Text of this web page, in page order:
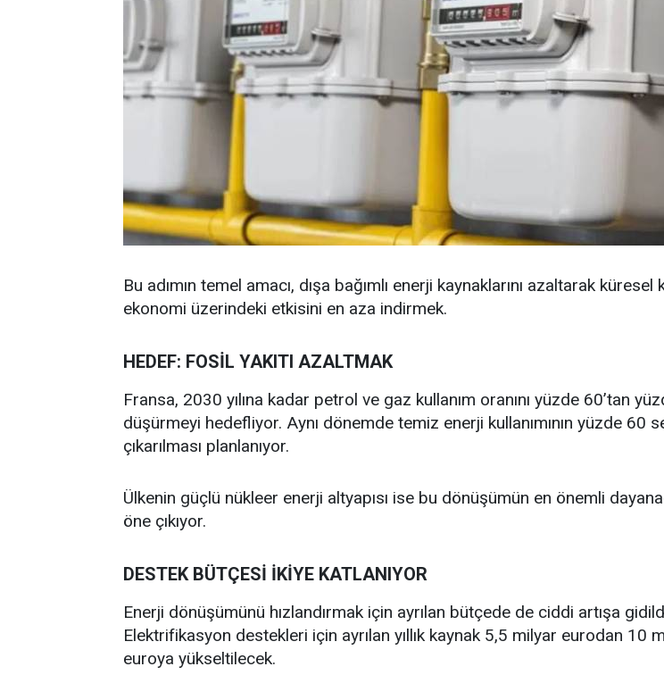
Bu adımın temel amacı, dışa bağımlı enerji kaynaklarını azaltarak küresel
ekonomi üzerindeki etkisini en aza indirmek.
HEDEF: FOSİL YAKITI AZALTMAK
Fransa, 2030 yılına kadar petrol ve gaz kullanım oranını yüzde 60’tan
düşürmeyi hedefliyor. Aynı dönemde temiz enerji kullanımının yüzde 60
çıkarılması planlanıyor.
Ülkenin güçlü nükleer enerji altyapısı ise bu dönüşümün en önemli
öne çıkıyor.
DESTEK BÜTÇESİ İKİYE KATLANIYOR
Enerji dönüşümünü hızlandırmak için ayrılan bütçede de ciddi artışa
Elektrifikasyon destekleri için ayrılan yıllık kaynak 5,5 milyar eurodan 10
euroya yükseltilecek.